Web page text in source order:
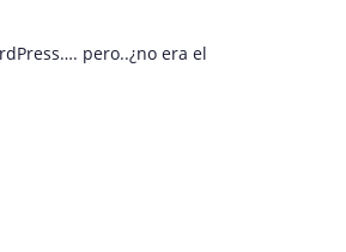
pero..¿no era el